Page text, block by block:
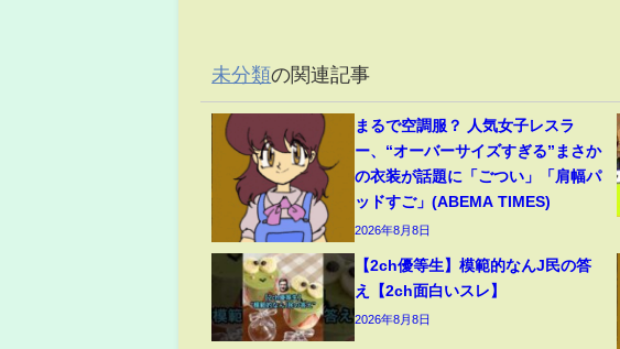
未分類の関連記事
まるで空調服？ 人気女子レスラ
ー、“オーバーサイズすぎる”まさか
の衣装が話題に「ごつい」「肩幅パ
ッドすご」(ABEMA TIMES)
2026年8月8日
【2ch優等生】模範的なんJ民の答
え【2ch面白いスレ】
2026年8月8日